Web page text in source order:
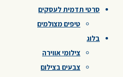
סרטי תדמית לעסקים
טיפים מצולמים
בלוג
צילומי אווירה
צבעים בצילום